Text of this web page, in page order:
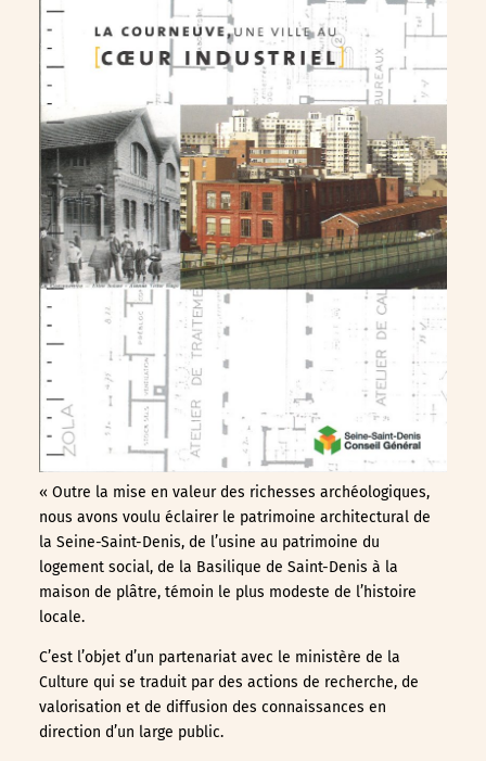
« Outre la mise en valeur des richesses archéologiques,
nous avons voulu éclairer le patrimoine architectural de
la Seine-Saint-Denis, de l’usine au patrimoine du
logement social, de la Basilique de Saint-Denis à la
maison de plâtre, témoin le plus modeste de l’histoire
locale.
C’est l’objet d’un partenariat avec le ministère de la
Culture qui se traduit par des actions de recherche, de
valorisation et de diffusion des connaissances en
direction d’un large public.